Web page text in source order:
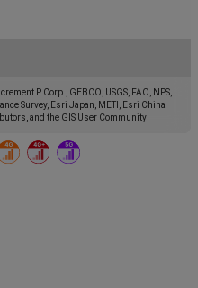
P Corp., GEBCO, USGS, FAO, NPS,
Survey, Esri Japan, METI, Esri China
and the GIS User Community